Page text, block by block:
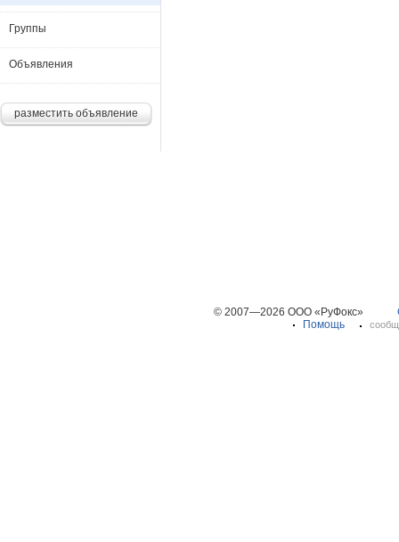
Группы
Объявления
разместить объявление
© 2007—2026 ООО «РуФокс»
Помощь